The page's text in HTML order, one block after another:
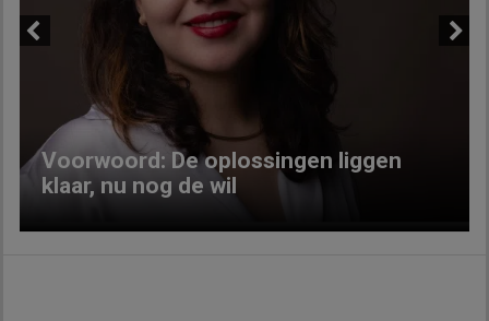
Voorwoord: De oplossingen liggen
klaar, nu nog de wil